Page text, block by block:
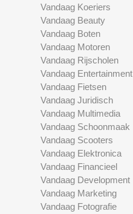
Vandaag Koeriers
Vandaag Beauty
Vandaag Boten
Vandaag Motoren
Vandaag Rijscholen
Vandaag Entertainment
Vandaag Fietsen
Vandaag Juridisch
Vandaag Multimedia
Vandaag Schoonmaak
Vandaag Scooters
Vandaag Elektronica
Vandaag Financieel
Vandaag Development
Vandaag Marketing
Vandaag Fotografie